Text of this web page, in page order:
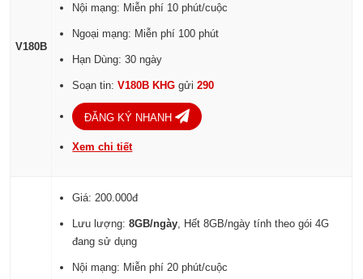
V180B
Nội mạng: Miễn phí 10 phút/cuộc
Ngoại mạng: Miễn phí 100 phút
Hạn Dùng: 30 ngày
Soạn tin:V180B KHGgửi290
ĐĂNG KÝ NHANH
Xem chi tiết
Giá: 200.000đ
Lưu lượng:8GB/ngày, Hết 8GB/ngày tính theo gói 4G
đang sử dụng
Nội mạng: Miễn phí 20 phút/cuộc